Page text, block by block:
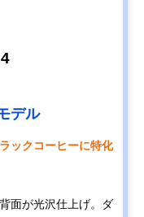
デル
ックコーヒーに特化
面が光沢仕上げ。ダ